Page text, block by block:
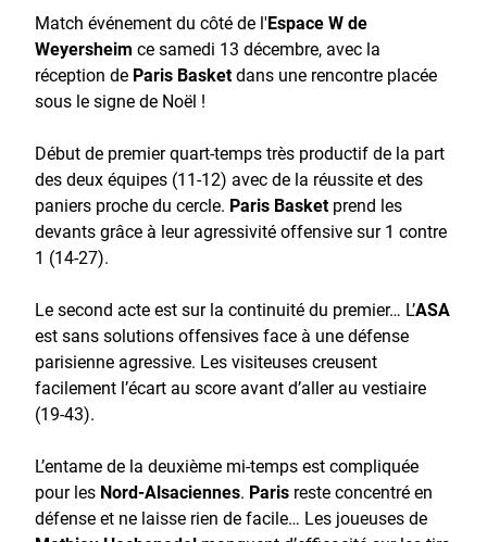
Match événement du côté de l'Espace W de
Weyersheim ce samedi 13 décembre, avec la
réception de Paris Basketdans une rencontre placée
sous le signe de Noël !
Début de premier quart-temps très productif de la part
des deux équipes (11-12) avec de la réussite et des
paniers proche du cercle. Paris Basketprend les
devants grâce à leur agressivité offensive sur 1 contre
1 (14-27).
Le second acte est sur la continuité du premier… L’ASA
est sans solutions offensives face à une défense
parisienne agressive. Les visiteuses creusent
facilement l’écart au score avant d’aller au vestiaire
(19-43).
L’entame de la deuxième mi-temps est compliquée
pour les Nord-Alsaciennes. Paris reste concentré en
défense et ne laisse rien de facile… Les joueuses de